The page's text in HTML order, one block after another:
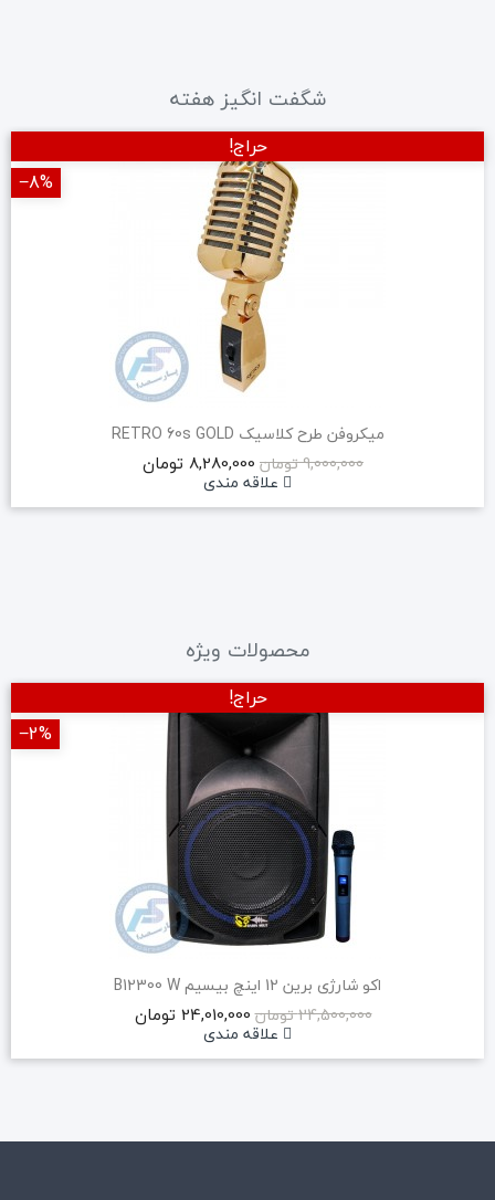
شگفت انگیز هفته
میکروفن طرح کلاسیک RETRO 60s GOLD
9,000,000 تومان
8,280,000 تومان
علاقه مندی
حراج!
‎−8%
محصولات ویژه
اکو شارژی برین 12 اینچ بیسیم B12300 W
24,500,000 تومان
24,010,000 تومان
علاقه مندی
حراج!
‎−2%